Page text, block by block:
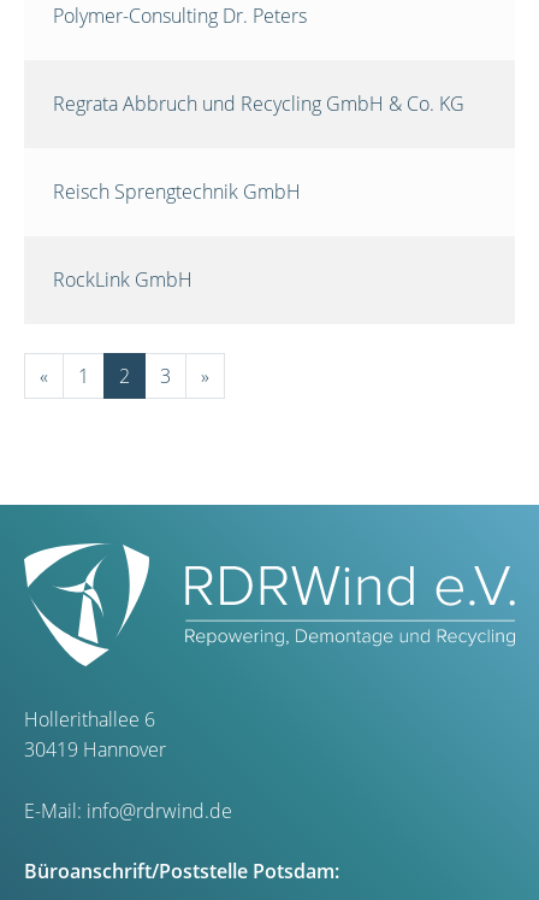
Polymer-Consulting Dr. Peters
Regrata Abbruch und Recycling GmbH & Co. KG
Reisch Sprengtechnik GmbH
RockLink GmbH
« 1 2 3 »
Hollerithallee 6
30419 Hannover
E-Mail: info@rdrwind.de
Büroanschrift/Poststelle Potsdam: